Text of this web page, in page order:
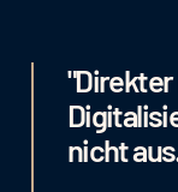
"Direkter
nicht